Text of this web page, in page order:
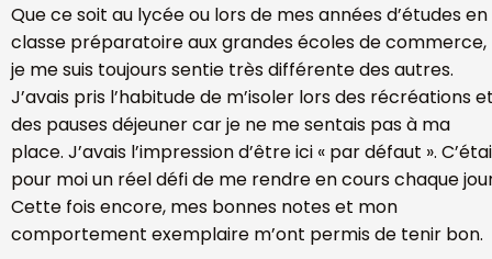
Que ce soit au lycée ou lors de mes années d’études en
classe préparatoire aux grandes écoles de commerce,
je me suis toujours sentie très différente des autres.
J’avais pris l’habitude de m’isoler lors des récréations
des pauses déjeuner car je ne me sentais pas à ma
place. J’avais l’impression d’être ici « par défaut ».
pour moi un réel défi de me rendre en cours chaque
Cette fois encore, mes bonnes notes et mon
comportement exemplaire m’ont permis de tenir bon.